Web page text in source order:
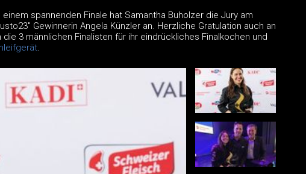
spannenden Finale hat Samantha Buholzer die Jury am
Gewinnerin Angela Künzler an. Herzliche Gratulation auch an
3 männlichen Finalisten für ihr eindrückliches Finalkochen und
.